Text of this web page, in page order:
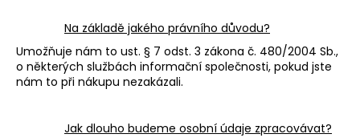
Na základě jakého právního důvodu?
Umožňuje nám to ust. § 7 odst. 3 zákona č. 480/2004 Sb.,
o některých službách informační společnosti, pokud jste
nám to při nákupu nezakázali.
Jak dlouho budeme osobní údaje zpracovávat?